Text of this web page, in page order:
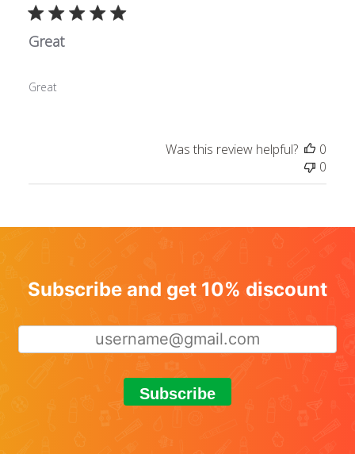
Great
Great
Was this review helpful?
0
0
Subscribe and get 10% discount
Subscribe